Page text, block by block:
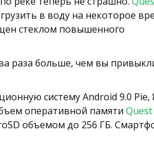
в воду на некоторое
стеклом повышенного
раза больше, чем вы
систему Android 9.0 Pie,
оперативной памяти Quest
объемом до 256 ГБ.